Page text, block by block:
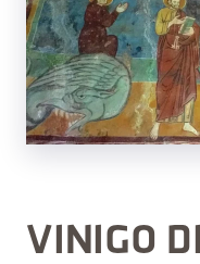
VINIGO